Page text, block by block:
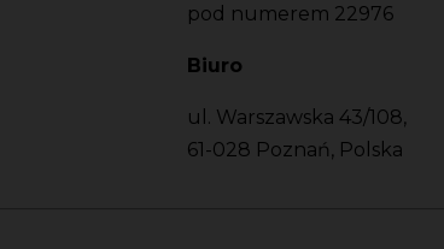
pod numerem 22976
Biuro
ul. Warszawska 43/108,
61-028 Poznań, Polska